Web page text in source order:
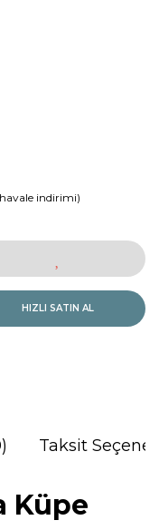
havale indirimi)
HIZLI SATIN AL
Taksit
Küpe